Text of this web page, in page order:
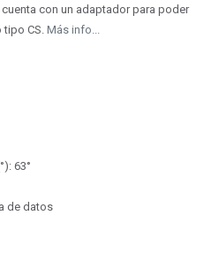
con un adaptador para poder
tipo CS. Más info...
63°
de datos